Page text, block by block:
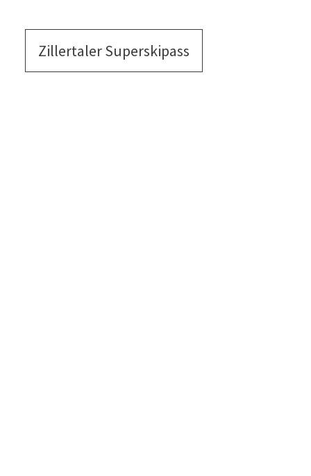
Zillertaler Superskipass